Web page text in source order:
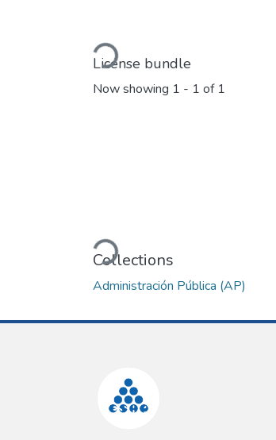
Loading...
License bundle
Now showing 1 - 1 of 1
Loading...
Collections
Administración Pública (AP)